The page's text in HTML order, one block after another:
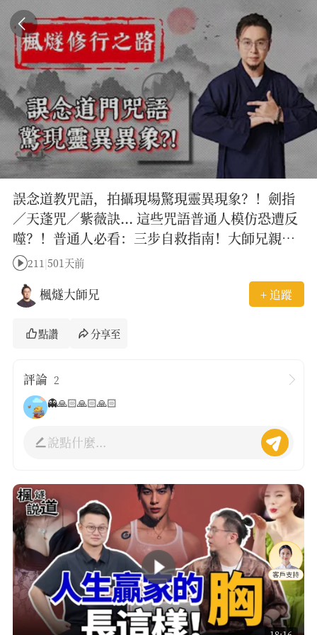
誤念道教咒語，拍攝現場驚現靈異現象？！劍指
／天蓬咒／紫薇訣... 這些咒語普通人模仿恐遭反
噬？！普通人必看：三步自救指南！大師兄親授
破解方法！
211 |501天前
楓燧大師兄 + 追蹤
點讚 分享至
評論 2
👻🙏🏻🙏🏻🙏🏻
說點什麼...